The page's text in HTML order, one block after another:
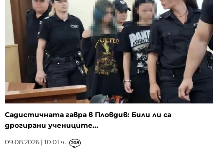
Садистичната гавра в Пловдив: Били ли са
дрогирани учениците...
09.08.2026 | 10:01 ч. 208